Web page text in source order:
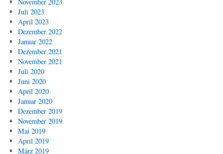
Juli 2023
April 2023
Dezember 2022
Januar 2022
Dezember 2021
November 2021
Juli 2020
Juni 2020
April 2020
Januar 2020
Dezember 2019
November 2019
Mai 2019
April 2019
März 2019